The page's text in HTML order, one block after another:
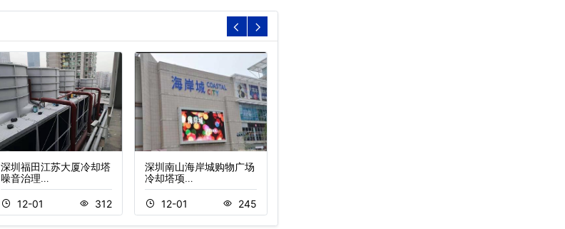
深圳福田江苏大厦冷却塔
噪音治理…
12-01 312
深圳南山海岸城购物广场
冷却塔项…
12-01 245